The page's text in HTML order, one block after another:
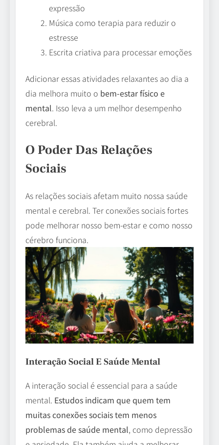
expressão
Música como terapia para reduzir o
estresse
Escrita criativa para processar emoções
Adicionar essas atividades relaxantes ao dia a
dia melhora muito o bem-estar físico e
mental. Isso leva a um melhor desempenho
cerebral.
O Poder Das Relações
Sociais
As relações sociais afetam muito nossa saúde
mental e cerebral. Ter conexões sociais fortes
pode melhorar nosso bem-estar e como nosso
cérebro funciona.
Interação Social E Saúde Mental
A interação social é essencial para a saúde
mental. Estudos indicam que quem tem
muitas conexões sociais tem menos
problemas de saúde mental, como depressão